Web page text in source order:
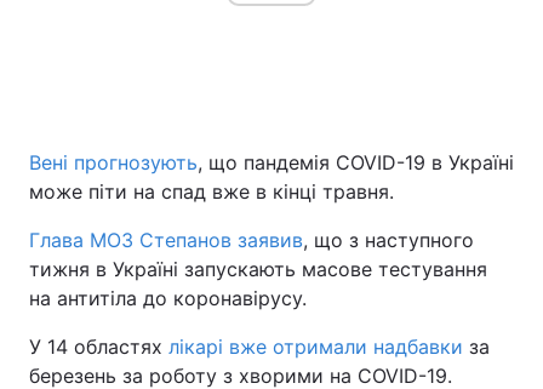
Вені прогнозують, що пандемія COVID-19 в Україні
може піти на спад вже в кінці травня.
Глава МОЗ Степанов заявив, що з наступного
тижня в Україні запускають масове тестування
на антитіла до коронавірусу.
У 14 областях лікарі вже отримали надбавки за
березень за роботу з хворими на COVID-19.